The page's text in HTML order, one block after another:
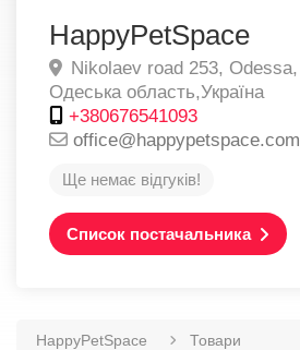
HappyPetSpace
Nikolaev road 253, Odessa,
Одеська область,Україна
+380676541093
office@happypetspace.com
Ще немає відгуків!
Список постачальника
HappyPetSpace
Товари